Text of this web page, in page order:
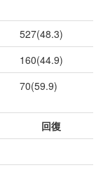
527(48.3)
160(44.9)
70(59.9)
回復